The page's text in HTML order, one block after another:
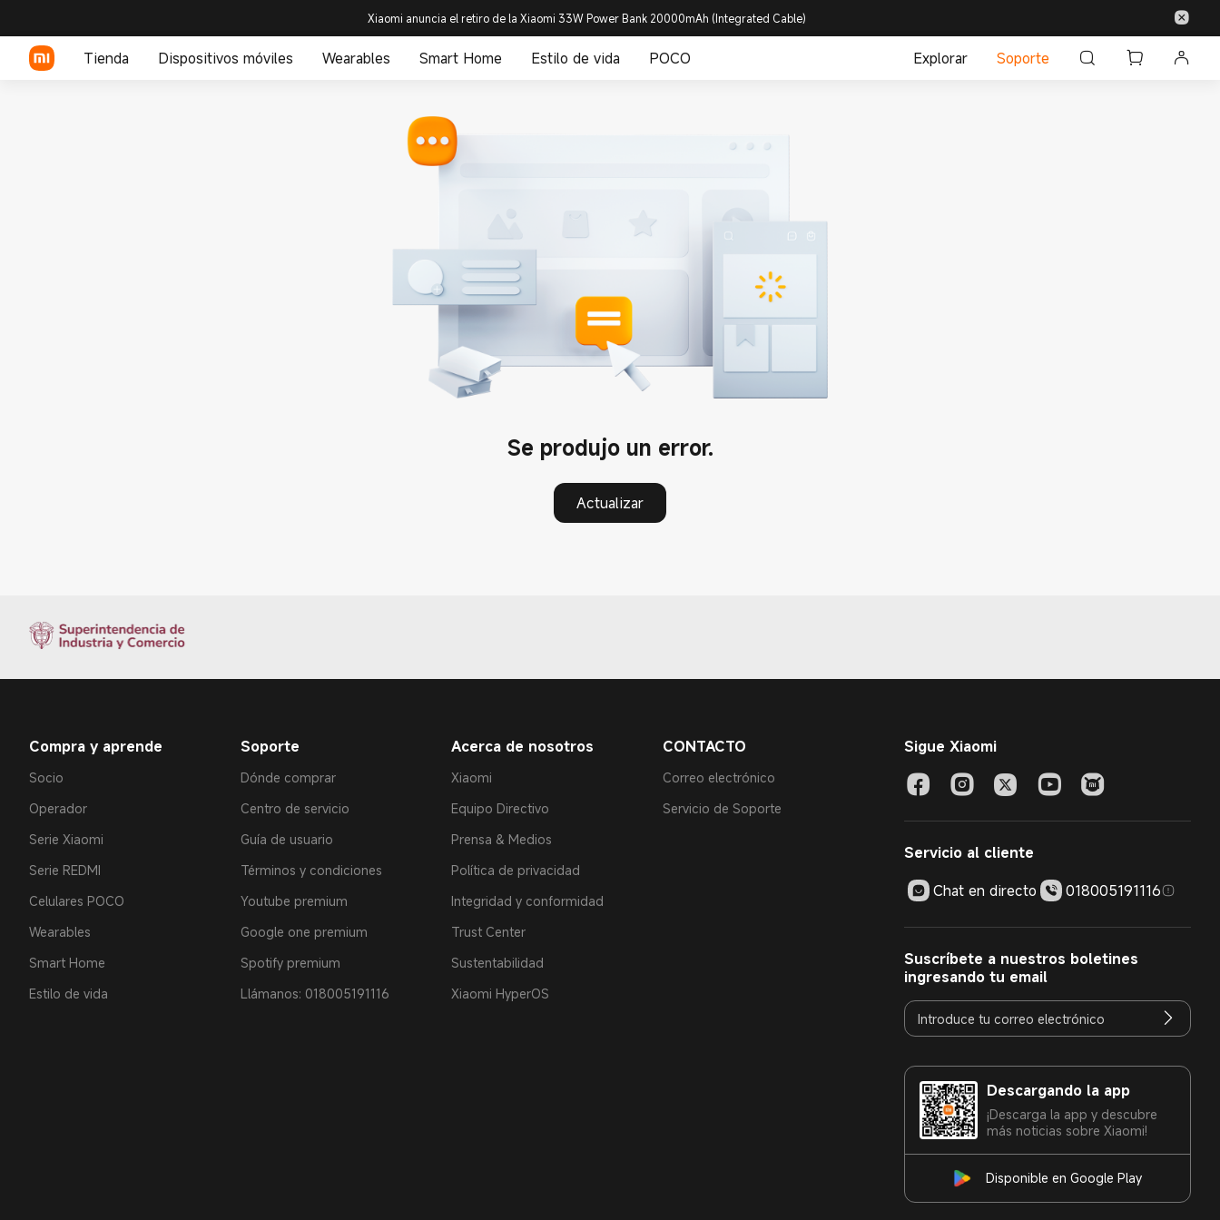
Xiaomi anuncia el retiro de la Xiaomi 33W Power Bank 20000mAh (Integrated Cable)
Tienda Dispositivos móviles Wearables Smart Home Estilo de vida POCO Explorar Soporte
Se produjo un error.
Actualizar
Compra y aprende
Socio
Operador
Serie Xiaomi
Serie REDMI
Celulares POCO
Wearables
Smart Home
Estilo de vida
Soporte
Dónde comprar
Centro de servicio
Guía de usuario
Términos y condiciones
Youtube premium
Google one premium
Spotify premium
Llámanos: 018005191116
Acerca de nosotros
Xiaomi
Equipo Directivo
Prensa & Medios
Política de privacidad
Integridad y conformidad
Trust Center
Sustentabilidad
Xiaomi HyperOS
CONTACTO
Correo electrónico
Servicio de Soporte
Sigue Xiaomi
Servicio al cliente
Chat en directo
018005191116
Suscríbete a nuestros boletines
ingresando tu email
Descargando la app
¡Descarga la app y descubre
más noticias sobre Xiaomi!
Disponible en Google Play